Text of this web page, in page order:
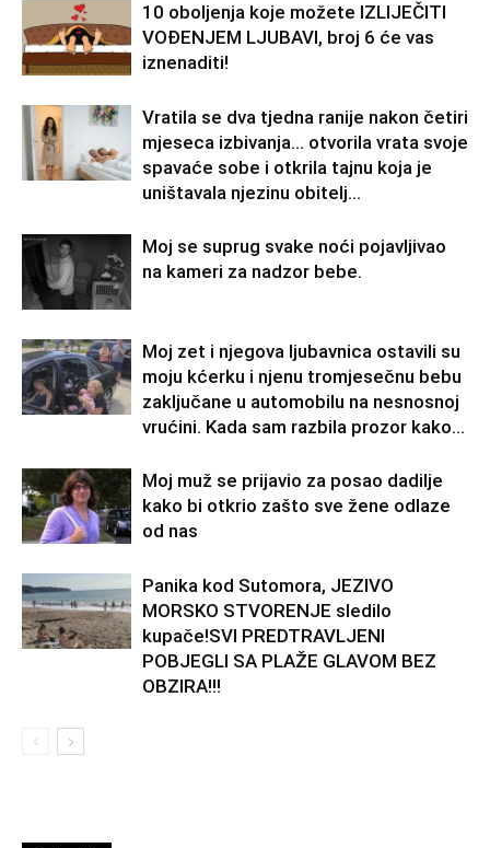
10 oboljenja koje možete IZLIJEČITI
VOĐENJEM LJUBAVI, broj 6 će vas
iznenaditi!
Vratila se dva tjedna ranije nakon četiri
mjeseca izbivanja… otvorila vrata svoje
spavaće sobe i otkrila tajnu koja je
uništavala njezinu obitelj…
Moj se suprug svake noći pojavljivao
na kameri za nadzor bebe.
Moj zet i njegova ljubavnica ostavili su
moju kćerku i njenu tromjesečnu bebu
zaključane u automobilu na nesnosnoj
vrućini. Kada sam razbila prozor kako...
Moj muž se prijavio za posao dadilje
kako bi otkrio zašto sve žene odlaze
od nas
Panika kod Sutomora, JEZIVO
MORSKO STVORENJE sledilo
kupače!SVI PREDTRAVLJENI
POBJEGLI SA PLAŽE GLAVOM BEZ
OBZIRA!!!